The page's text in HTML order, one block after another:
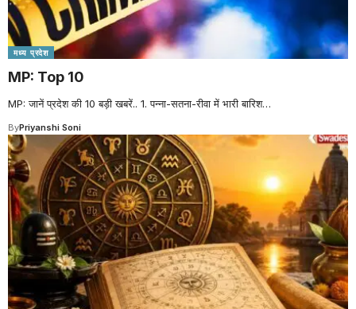
मध्य प्रदेश
MP: Top 10
MP: जानें प्रदेश की 10 बड़ी खबरें.. 1. पन्ना-सतना-रीवा में भारी बारिश…
ByPriyanshi Soni